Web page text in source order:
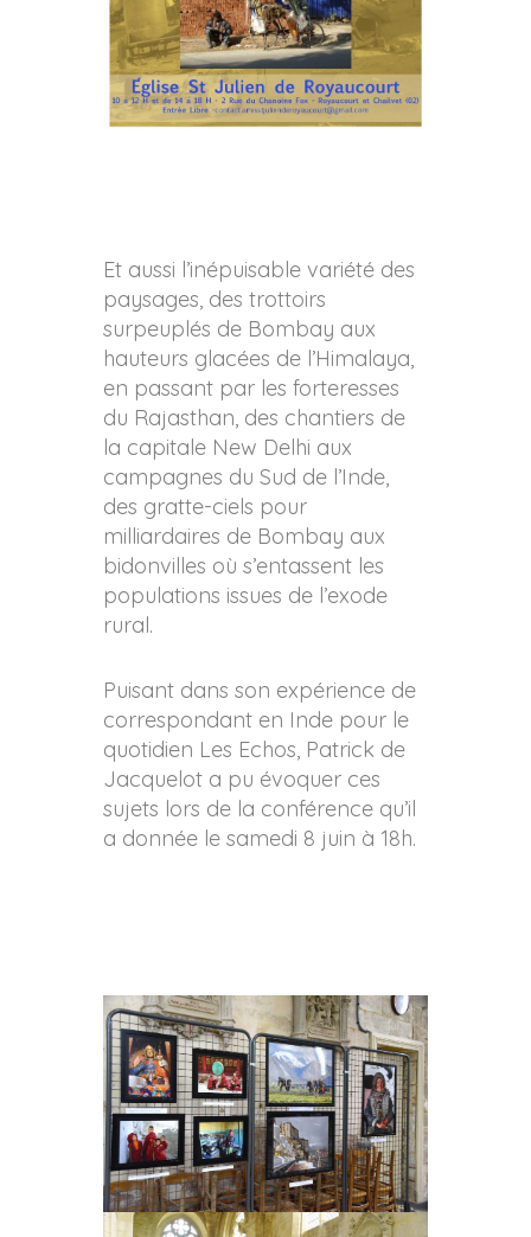
Et aussi l’inépuisable variété des
paysages, des trottoirs
surpeuplés de Bombay aux
hauteurs glacées de l’Himalaya,
en passant par les forteresses
du Rajasthan, des chantiers de
la capitale New Delhi aux
campagnes du Sud de l’Inde,
des gratte-ciels pour
milliardaires de Bombay aux
bidonvilles où s’entassent les
populations issues de l’exode
rural.
Puisant dans son expérience de
correspondant en Inde pour le
quotidien Les Echos, Patrick de
Jacquelot a pu évoquer ces
sujets lors de la conférence qu’il
a donnée le samedi 8 juin à 18h.